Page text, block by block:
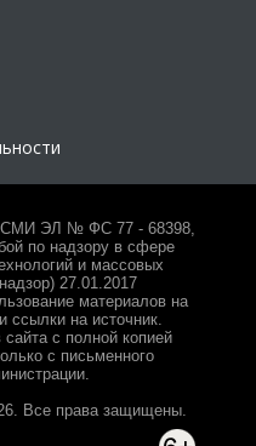
СМИ ЭЛ № ФС 77 - 68398,
по надзору в сфере
и массовых
27.01.2017
материалов на
ссылки на источник.
с полной копией
с письменного
Все права защищены.